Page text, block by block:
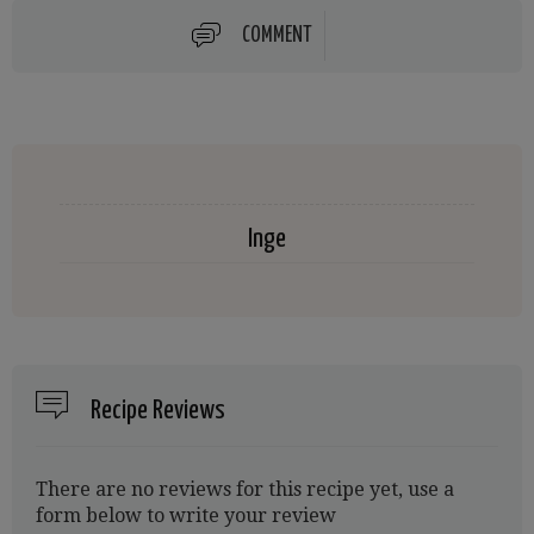
COMMENT
Inge
Recipe Reviews
There are no reviews for this recipe yet, use a
form below to write your review